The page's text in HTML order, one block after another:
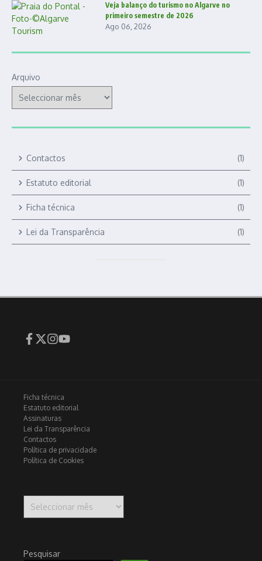
Veja balanço do turismo no Algarve no
primeiro semestre de 2026
Ago 06, 2026
Arquivo
Contactos (1)
Estatuto editorial (1)
Ficha técnica (1)
Lei da Transparência (1)
Ficha técnica
Estatuto editorial
Assinaturas
Lei da Transparência
Contactos
Política de privacidade
Política de Cookies
Pesquisar